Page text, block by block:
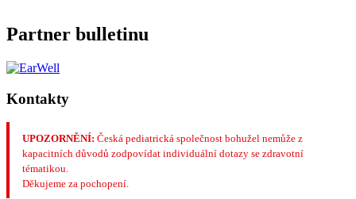
Partner bulletinu
Kontakty
UPOZORNĚNÍ: Česká pediatrická společnost bohužel nemůže z
kapacitních důvodů zodpovídat individuální dotazy se zdravotní
tématikou.
Děkujeme za pochopení.